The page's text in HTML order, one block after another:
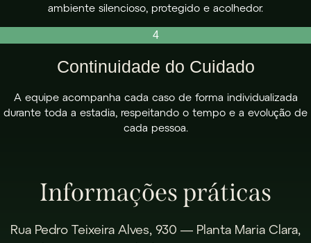
ambiente silencioso, protegido e acolhedor.
4
Continuidade do Cuidado
A equipe acompanha cada caso de forma individualizada
durante toda a estadia, respeitando o tempo e a evolução de
cada pessoa.
Informações práticas
Rua Pedro Teixeira Alves, 930 — Planta Maria Clara,